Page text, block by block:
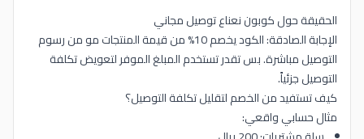
الحقيقة حول كوبون نعناع توصيل مجاني
الإجابة الصادقة: الكود يخصم 10% من قيمة المنتجات مو من رسوم
التوصيل مباشرة. بس تقدر تستخدم المبلغ الموفر لتعويض تكلفة
التوصيل جزئياً.
كيف تستفيد من الخصم لتقليل تكلفة التوصيل؟
مثال حسابي واقعي: